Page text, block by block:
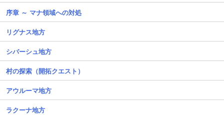
序章 ～ マナ領域への対処
リグナス地方
シバーシュ地方
村の探索（開拓クエスト）
アウルーマ地方
ラクーナ地方